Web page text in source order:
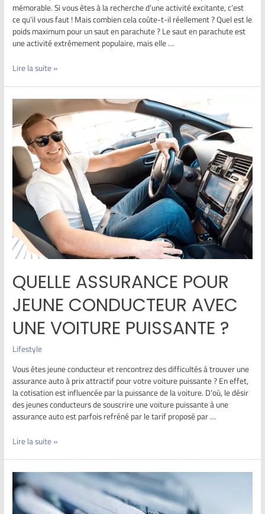
mémorable. Si vous êtes à la recherche d’une activité excitante, c’est
ce qu’il vous faut ! Mais combien cela coûte-t-il réellement ? Quel est le
poids maximum pour un saut en parachute ? Le saut en parachute est
une activité extrêmement populaire, mais elle …
Lire la suite »
QUELLE ASSURANCE POUR
JEUNE CONDUCTEUR AVEC
UNE VOITURE PUISSANTE ?
Lifestyle
Vous êtes jeune conducteur et rencontrez des difficultés à trouver une
assurance auto à prix attractif pour votre voiture puissante ? En effet,
la cotisation est influencée par la puissance de la voiture. D’où, le désir
des jeunes conducteurs de souscrire une voiture puissante à une
assurance auto est parfois refréné par le tarif proposé par …
Lire la suite »